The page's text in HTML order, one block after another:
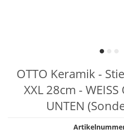
OTTO Keramik -
XXL 28cm -
UNTEN